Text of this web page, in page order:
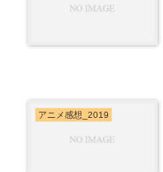
アニメ感想_2019